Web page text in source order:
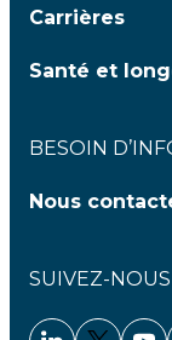
Carrières
Santé et
BESOIN
Nous
SUIVEZ-